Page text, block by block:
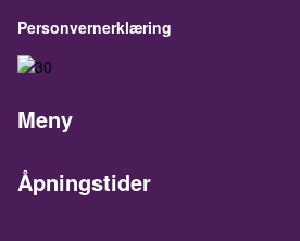
Personvernerklæring
Meny
Åpningstider